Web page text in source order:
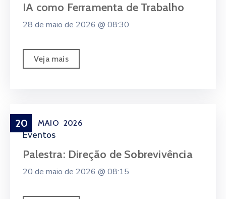
IA como Ferramenta de Trabalho
28 de maio de 2026 @ 08:30
Veja mais
20 MAIO 2026
Eventos
Palestra: Direção de Sobrevivência
20 de maio de 2026 @ 08:15